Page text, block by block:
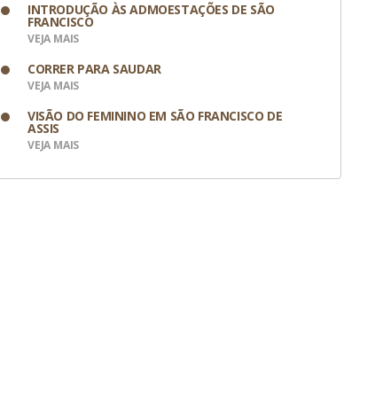
INTRODUÇÃO ÀS ADMOESTAÇÕES DE SÃO
FRANCISCO
VEJA MAIS
CORRER PARA SAUDAR
VEJA MAIS
VISÃO DO FEMININO EM SÃO FRANCISCO DE
ASSIS
VEJA MAIS